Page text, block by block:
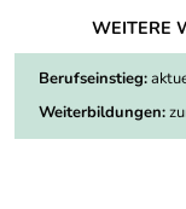
WEITERE
Berufseinstieg:
Weiterbildungen: